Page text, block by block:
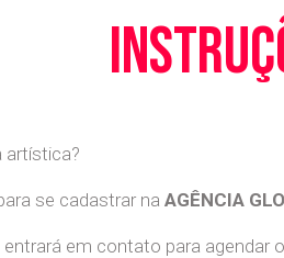
artística?
se cadastrar na AGÊNCIA
entrará em contato para